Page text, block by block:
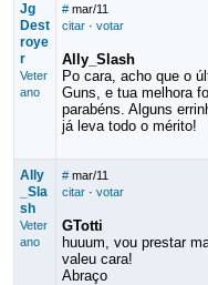
Jg
Dest
roye
r
Veter
ano
# mar/11
citar· votar
Ally_Slash
Po cara, acho que o
Guns, e tua melhora
parabéns. Alguns
já leva todo o mérito!
Ally
_Sla
sh
Veter
ano
# mar/11
citar· votar
GTotti
huuum, vou prestar
valeu cara!
Abraço